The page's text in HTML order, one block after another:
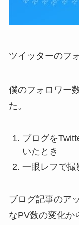
ツイッターのフ
僕のフォロワー
た。
ブログを
いたとき
一眼レフで
ブログ記事のア
なPV数の変化か